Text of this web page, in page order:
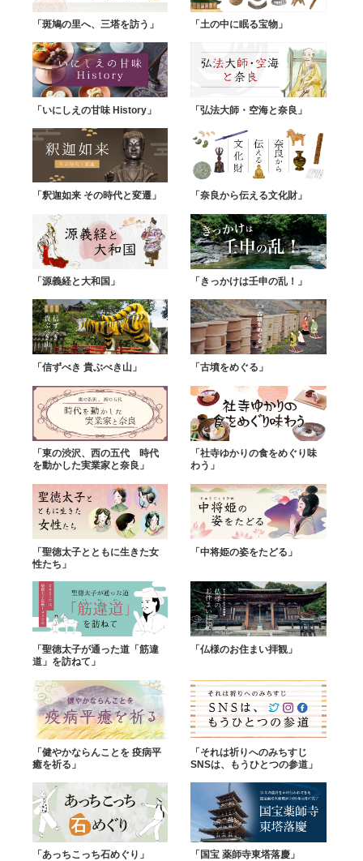
「斑鳩の里へ、三塔を訪う」 「土の中に眠る宝物」
「いにしえの甘味 History」 「弘法大師・空海と奈良」
「釈迦如来 その時代と変遷」 「奈良から伝える文化財」
「源義経と大和国」 「きっかけは壬申の乱！」
「信ずべき 貴ぶべき山」 「古墳をめぐる」
「東の渋沢、西の五代 時代
を動かした実業家と奈良」
「社寺ゆかりの食をめぐり味
わう」
「聖徳太子とともに生きた女
性たち」
「中将姫の姿をたどる」
「聖徳太子が通った道「筋違
道」を訪ねて」
「仏様のお住まい拝観」
「健やかならんことを 疫病平
癒を祈る」
「それは祈りへのみちすじ
SNSは、もうひとつの参道」
「あっちこっち石めぐり」 「国宝 薬師寺東塔落慶」